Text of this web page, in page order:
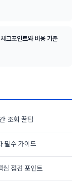
크포인트와 비용 기준
조회 꿀팁
필수 가이드
점검 포인트